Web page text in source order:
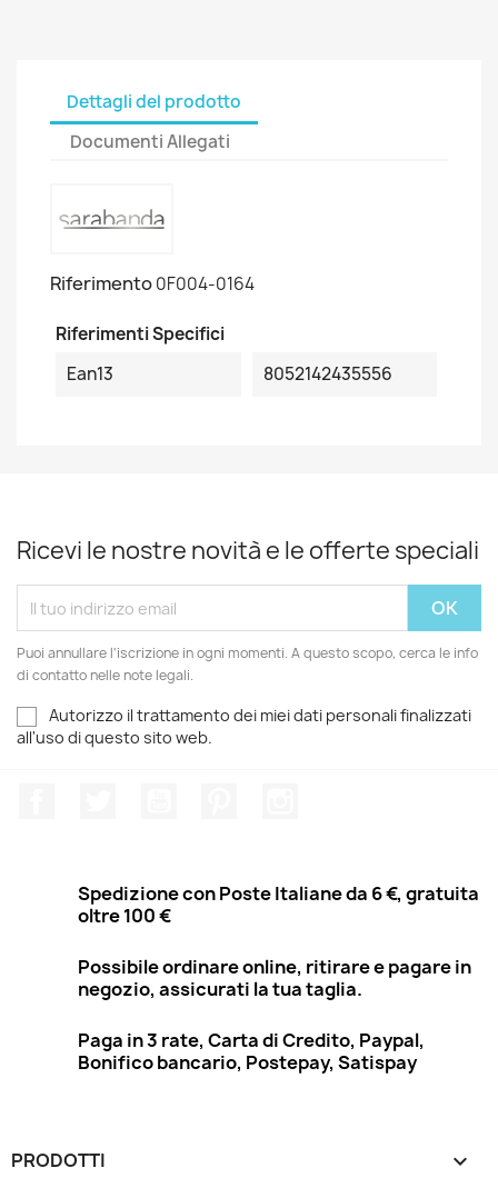
Dettagli del prodotto
Documenti Allegati
Riferimento0F004-0164
Riferimenti Specifici
Ean13
8052142435556
Ricevi le nostre novità e le offerte speciali
Puoi annullare l'iscrizione in ogni momenti. A questo scopo, cerca le info
di contatto nelle note legali.
Autorizzo il trattamento dei miei dati personali finalizzati
all'uso di questo sito web.
Spedizione con Poste Italiane da 6 €, gratuita
oltre 100 €
Possibile ordinare online, ritirare e pagare in
negozio, assicurati la tua taglia.
Paga in 3 rate, Carta di Credito, Paypal,
Bonifico bancario, Postepay, Satispay
PRODOTTI 